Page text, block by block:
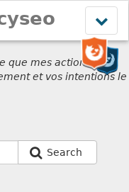
le
menu
que mes actions sont
et vos intentions le
Search